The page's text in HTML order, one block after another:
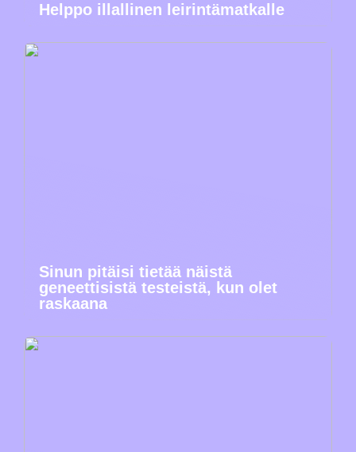
Helppo illallinen leirintämatkalle
Sinun pitäisi tietää näistä
geneettisistä testeistä, kun olet
raskaana